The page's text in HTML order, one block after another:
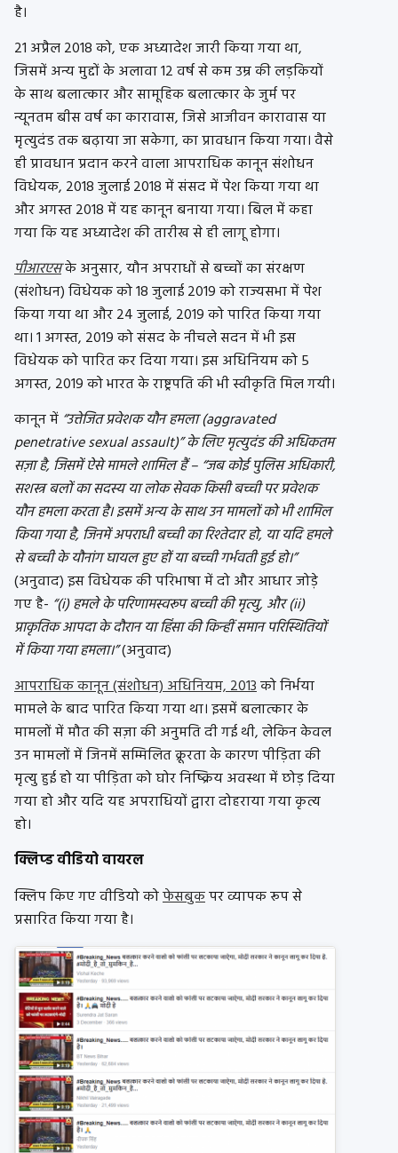
है।
21 अप्रैल 2018 को, एक अध्यादेश जारी किया गया था,
जिसमें अन्य मुद्दों के अलावा 12 वर्ष से कम उम्र की लड़कियों
के साथ बलात्कार और सामूहिक बलात्कार के जुर्म पर
न्यूनतम बीस वर्ष का कारावास, जिसे आजीवन कारावास या
मृत्युदंड तक बढ़ाया जा सकेगा, का प्रावधान किया गया। वैसे
ही प्रावधान प्रदान करने वाला आपराधिक कानून संशोधन
विधेयक, 2018 जुलाई 2018 में संसद में पेश किया गया था
और अगस्त 2018 में यह कानून बनाया गया। बिल में कहा
गया कि यह अध्यादेश की तारीख से ही लागू होगा।
पीआरएसके अनुसार, यौन अपराधों से बच्चों का संरक्षण
(संशोधन) विधेयक को 18 जुलाई 2019 को राज्यसभा में पेश
किया गया था और 24 जुलाई, 2019 को पारित किया गया
था। 1 अगस्त, 2019 को संसद के नीचले सदन में भी इस
विधेयक को पारित कर दिया गया। इस अधिनियम को 5
अगस्त, 2019 को भारत के राष्ट्रपति की भी स्वीकृति मिल गयी।
कानून में “उत्तेजित प्रवेशक यौन हमला (aggravated
penetrative sexual assault)” के लिए मृत्युदंड की अधिकतम
सज़ा है, जिसमें ऐसे मामले शामिल हैं – “जब कोई पुलिस अधिकारी,
सशस्त्र बलों का सदस्य या लोक सेवक किसी बच्ची पर प्रवेशक
यौन हमला करता है। इसमें अन्य के साथ उन मामलों को भी शामिल
किया गया है, जिनमें अपराधी बच्ची का रिश्तेदार हो, या यदि हमले
से बच्ची के यौनांग घायल हुए हों या बच्ची गर्भवती हुई हो।”
(अनुवाद) इस विधेयक की परिभाषा में दो और आधार जोड़े
गए है- “(i) हमले के परिणामस्वरूप बच्ची की मृत्यु, और (ii)
प्राकृतिक आपदा के दौरान या हिंसा की किन्हीं समान परिस्थितियों
में किया गया हमला।”(अनुवाद)
आपराधिक कानून (संशोधन) अधिनियम, 2013को निर्भया
मामले के बाद पारित किया गया था। इसमें बलात्कार के
मामलों में मौत की सज़ा की अनुमति दी गई थी, लेकिन केवल
उन मामलों में जिनमें सम्मिलित क्रूरता के कारण पीड़िता की
मृत्यु हुई हो या पीड़िता को घोर निष्क्रिय अवस्था में छोड़ दिया
गया हो और यदि यह अपराधियों द्वारा दोहराया गया कृत्य
हो।
क्लिप्ड वीडियो वायरल
क्लिप किए गए वीडियो कोफेसबुकपर व्यापक रूप से
प्रसारित किया गया है।